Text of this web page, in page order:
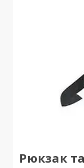
Рюкзак